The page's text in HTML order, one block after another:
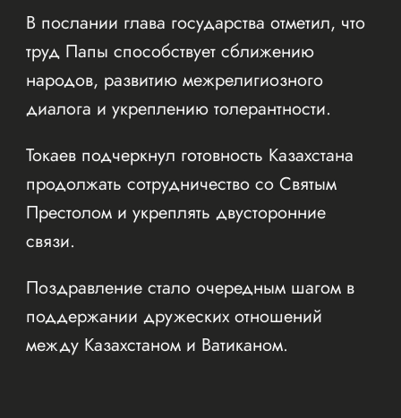
В послании глава государства отметил, что
труд Папы способствует сближению
народов, развитию межрелигиозного
диалога и укреплению толерантности.
Токаев подчеркнул готовность Казахстана
продолжать сотрудничество со Святым
Престолом и укреплять двусторонние
связи.
Поздравление стало очередным шагом в
поддержании дружеских отношений
между Казахстаном и Ватиканом.